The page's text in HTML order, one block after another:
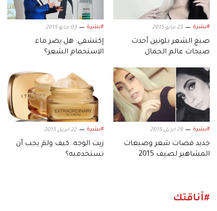
#بشرة 23 مايو 2015
صبغ الشعر بلونين أحدث
صيحات عالم الجمال
#بشرة 03 مايو 2015
إكتشفي: هل يضر ماء
الاستحمام الشعر؟
#بشرة 29 ابريل 2015
جديد قصات شعر وصبغات
المشاهير لصيف 2015
#بشرة 22 ابريل 2015
زيت الوجه..كيف ولمَ يجب أن
تستخدميه؟
#أناقتك